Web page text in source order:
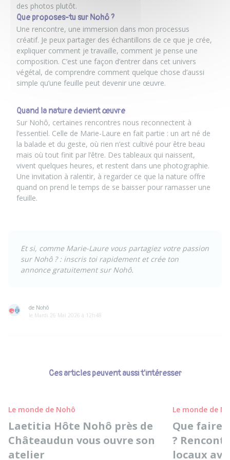
des photos plutôt.
Que proposes-tu sur Nohô ?
Une rencontre, une immersion dans mon processus
créatif. Je peux partager des échantillons de ce que je crée,
expliquer comment je travaille, comment je pense une
composition. C’est une façon d’entrer dans cet univers
végétal, de comprendre comment quelque chose d’aussi
simple qu’une feuille peut devenir une œuvre.
Quand la nature devient œuvre
Sur Nohô, certaines rencontres nous reconnectent à
l’essentiel. Celle de Marie-Laure en fait partie : un art né de
la balade et du geste, où rien n’est cultivé pour être beau
mais où tout finit par l’être. Des tableaux qui naissent,
vivent quelques heures, et restent dans une photographie.
Une invitation à ralentir, à regarder ce que la nature offre
quand on prend le temps de se baisser pour ramasser une
feuille.
Et si, comme Marie-Laurevous partagiez votre passion
sur Nohô ? : inscris toi rapidement et crée ton
annonce gratuitement sur Nohô.
de Nohô
le Mardi 26 Mai 2026 à 12h48
Ces articles peuvent aussi t'intéresser
Le monde de Nohô
Laetitia Hôte Nohô près de
Châteaudun vous ouvre son
atelier
Le monde de
Que faire
?
locaux